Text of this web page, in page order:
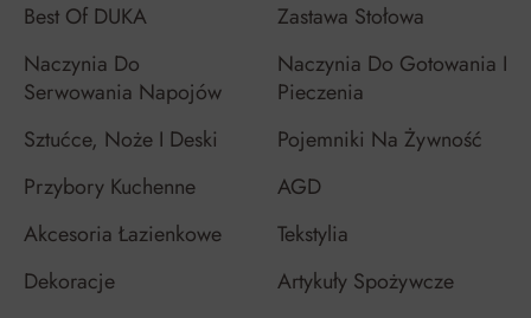
Best Of DUKA
Zastawa Stołowa
Naczynia Do
Serwowania Napojów
Naczynia Do Gotowania I
Pieczenia
Sztućce, Noże I Deski
Pojemniki Na Żywność
Przybory Kuchenne
AGD
Akcesoria Łazienkowe
Tekstylia
Dekoracje
Artykuły Spożywcze